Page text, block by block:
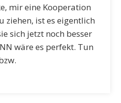
mir eine Kooperation
ziehen, ist es eigentlich
sich jetzt noch besser
wäre es perfekt. Tun